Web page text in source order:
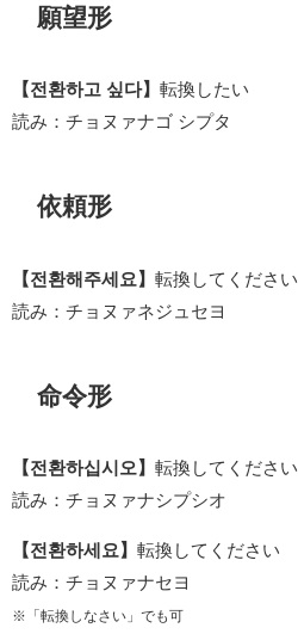
願望形
【전환하고 싶다】 転換したい
読み：チョヌァナゴ シプタ
依頼形
【전환해주세요】 転換してください
読み：チョヌァネジュセヨ
命令形
【전환하십시오】 転換してください
読み：チョヌァナシプシオ
【전환하세요】 転換してください
読み：チョヌァナセヨ
※「転換しなさい」でも可